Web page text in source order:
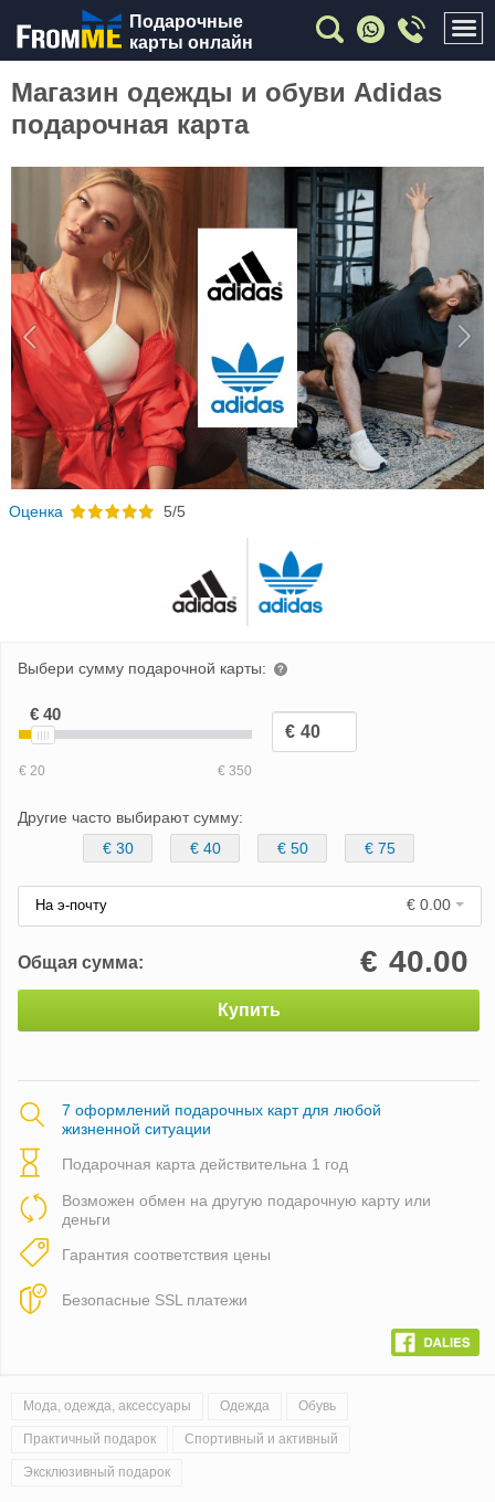
Подарочные
карты онлайн
Магазин одежды и обуви Adidas
подарочная карта
Previous
Oценка 5/5
Выбери сумму подарочной карты:
Другие часто выбирают сумму:
€ 30
€ 40 € 50 € 75
На э-почту € 0.00
Общая сумма: 40.00
€
Купить
7 оформлений подарочных карт для любой
жизненной ситуации
Подарочная карта действительна 1 год
Возможен обмен на другую подарочную карту или
деньги
Гарантия соответствия цены
Безопасные SSL платежи
Мода, одежда, аксессуары Одежда Обувь
Практичный подарок Спортивный и активный
Эксклюзивный подарок